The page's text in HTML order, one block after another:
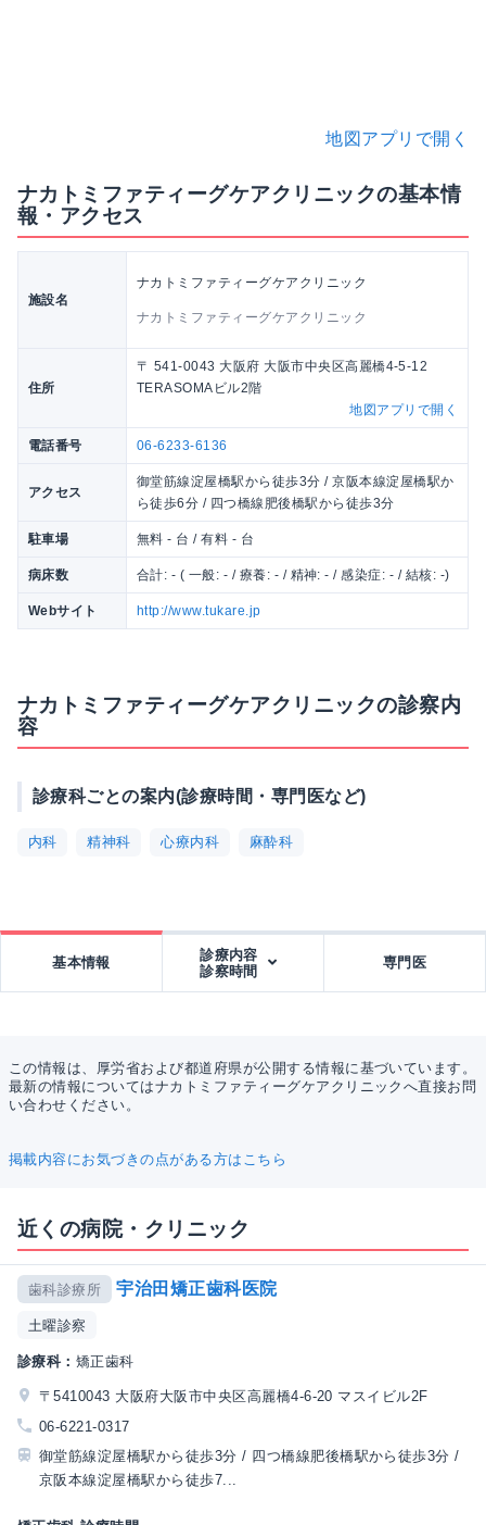
地図アプリで開く
ナカトミファティーグケアクリニックの基本情
報・アクセス
施設名
ナカトミファティーグケアクリニック
ナカトミファティーグケアクリニック
住所
〒 541-0043 大阪府 大阪市中央区高麗橋4-5-12
TERASOMAビル2階
地図アプリで開く
電話番号 06-6233-6136
アクセス
御堂筋線淀屋橋駅から徒歩3分 / 京阪本線淀屋橋駅か
ら徒歩6分 / 四つ橋線肥後橋駅から徒歩3分
駐車場 無料 - 台 / 有料 - 台
病床数 合計: - ( 一般: - / 療養: - / 精神: - / 感染症: - / 結核: -)
Webサイト http://www.tukare.jp
ナカトミファティーグケアクリニックの診察内
容
診療科ごとの案内(診療時間・専門医など)
内科 精神科 心療内科 麻酔科
基本情報
診療内容
診察時間
専門医
この情報は、厚労省および都道府県が公開する情報に基づいています。
最新の情報についてはナカトミファティーグケアクリニックへ直接お問
い合わせください。
掲載内容にお気づきの点がある方はこちら
近くの病院・クリニック
歯科診療所 宇治田矯正歯科医院
土曜診察
診療科： 矯正歯科
〒5410043 大阪府大阪市中央区高麗橋4-6-20 マスイビル2F
06-6221-0317
御堂筋線淀屋橋駅から徒歩3分 / 四つ橋線肥後橋駅から徒歩3分 /
京阪本線淀屋橋駅から徒歩7...